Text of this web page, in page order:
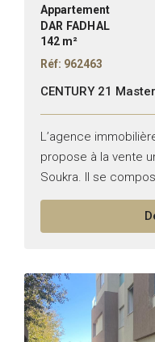
Appartement
DAR FADHAL
142 m²
Réf: 962463
CENTURY 21
L’agence
propose à la vente
Soukra. Il se
terrasse. -Une suite